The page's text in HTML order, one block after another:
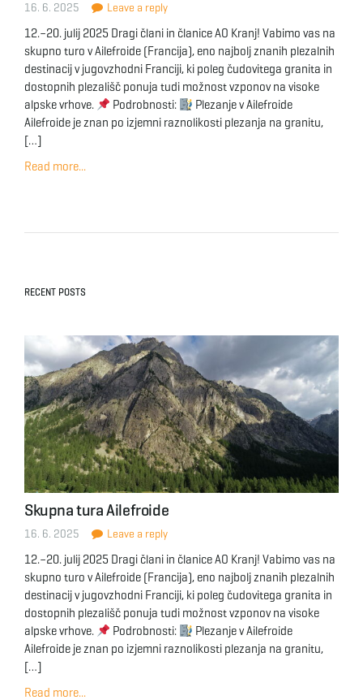
a
16. 6. 2025 Leave a reply
12.–20. julij 2025 Dragi člani in članice AO Kranj! Vabimo vas na
skupno turo v Ailefroide (Francija), eno najbolj znanih plezalnih
destinacij v jugovzhodni Franciji, ki poleg čudovitega granita in
dostopnih plezališč ponuja tudi možnost vzponov na visoke
alpske vrhove.
Podrobnosti:
Plezanje v Ailefroide
Ailefroide je znan po izjemni raznolikosti plezanja na granitu,
[…]
Read more...
RECENT POSTS
Skupna tura Ailefroide
16. 6. 2025 Leave a reply
12.–20. julij 2025 Dragi člani in članice AO Kranj! Vabimo vas na
skupno turo v Ailefroide (Francija), eno najbolj znanih plezalnih
destinacij v jugovzhodni Franciji, ki poleg čudovitega granita in
dostopnih plezališč ponuja tudi možnost vzponov na visoke
alpske vrhove.
Podrobnosti:
Plezanje v Ailefroide
Ailefroide je znan po izjemni raznolikosti plezanja na granitu,
[…]
Read more...